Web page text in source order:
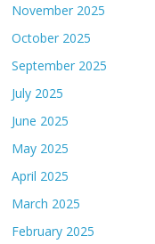
November 2025
October 2025
September 2025
July 2025
June 2025
May 2025
April 2025
March 2025
February 2025